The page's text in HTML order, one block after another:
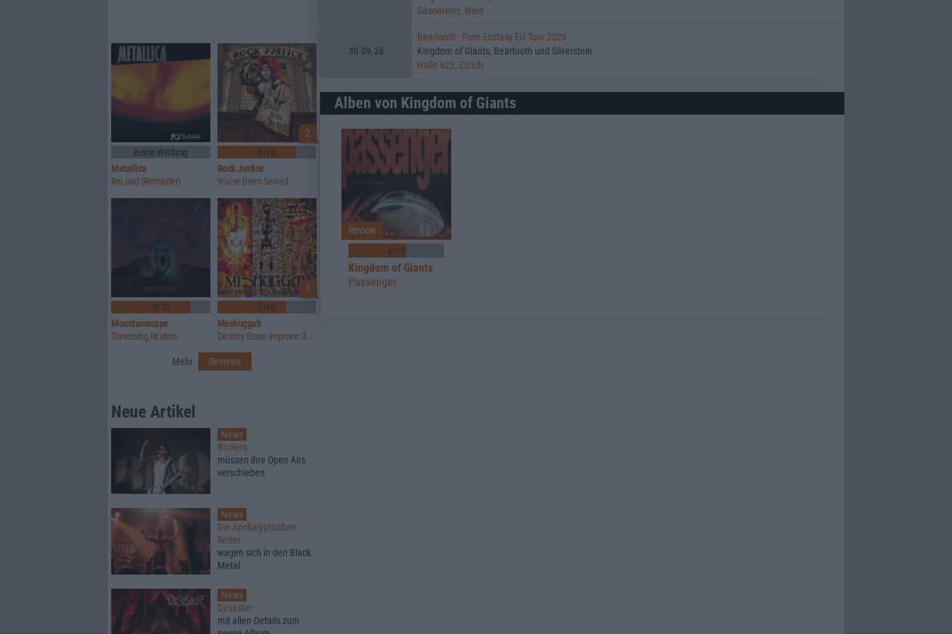
Gasometer, Wien
30.09.26
Beartooth - Pure Ecstasy EU Tour 2026
Kingdom of Giants, Beartooth und Silverstein
Halle 622, Zürich
Alben von Kingdom of Giants
6/10
Review
Kingdom of Giants
Passenger
Keine Wertung
Metallica
ReLoad (Remaster)
2
8/10
Rock Justice
You've Been Served
8/10
Mountainscape
Traversing Realms
1
7/10
Meshuggah
Destroy Erase Improve: 30th Anniversary Edition
Mehr Reviews
Neue Artikel
News
Broilers
müssen ihre Open Airs
verschieben
News
Die Apokalyptischen
Reiter
wagen sich in den Black
Metal
News
Desaster
mit allen Details zum